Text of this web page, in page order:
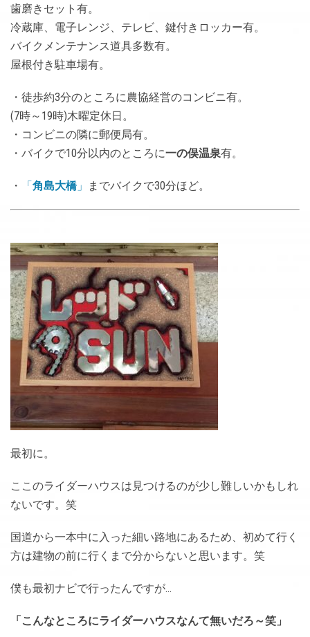
歯磨きセット有。
冷蔵庫、電子レンジ、テレビ、鍵付きロッカー有。
バイクメンテナンス道具多数有。
屋根付き駐車場有。
・徒歩約3分のところに農協経営のコンビニ有。
(7時～19時)木曜定休日。
・コンビニの隣に郵便局有。
・バイクで10分以内のところに一の俣温泉有。
・ 「 角島大橋」 までバイクで30分ほど。
最初に。
ここのライダーハウスは見つけるのが少し難しいかもしれ
ないです。笑
国道から一本中に入った細い路地にあるため、初めて行く
方は建物の前に行くまで分からないと思います。笑
僕も最初ナビで行ったんですが…
「こんなところにライダーハウスなんて無いだろ～笑」